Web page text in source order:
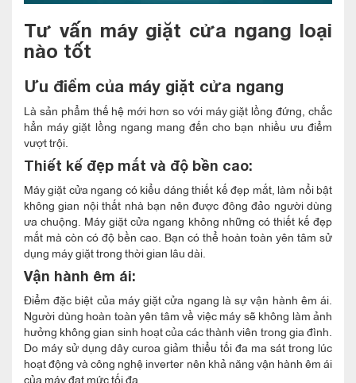
Tư vấn máy giặt cửa ngang loại
nào tốt
Ưu điểm của máy giặt cửa ngang
Là sản phẩm thế hệ mới hơn so với máy giặt lồng đứng, chắc
hẳn máy giặt lồng ngang mang đến cho bạn nhiều ưu điểm
vượt trội.
Thiết kế đẹp mắt và độ bền cao:
Máy giặt cửa ngang có kiểu dáng thiết kế đẹp mắt, làm nổi bật
không gian nội thất nhà bạn nên được đông đảo người dùng
ưa chuộng. Máy giặt cửa ngang không những có thiết kế đẹp
mắt mà còn có độ bền cao. Bạn có thể hoàn toàn yên tâm sử
dụng máy giặt trong thời gian lâu dài.
Vận hành êm ái:
Điểm đặc biệt của máy giặt cửa ngang là sự vận hành êm ái.
Người dùng hoàn toàn yên tâm về việc máy sẽ không làm ảnh
hưởng không gian sinh hoạt của các thành viên trong gia đình.
Do máy sử dụng dây curoa giảm thiểu tối đa ma sát trong lúc
hoạt động và công nghệ inverter nên khả năng vận hành êm ái
của máy đạt mức tối đa.